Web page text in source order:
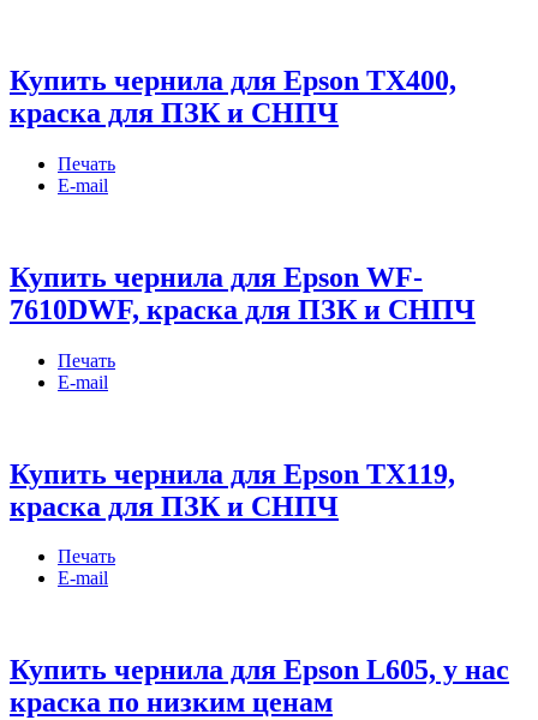
Купить чернила для Epson TX400,
краска для ПЗК и СНПЧ
Печать
E-mail
Купить чернила для Epson WF-
7610DWF, краска для ПЗК и СНПЧ
Печать
E-mail
Купить чернила для Epson TX119,
краска для ПЗК и СНПЧ
Печать
E-mail
Купить чернила для Epson L605, у нас
краска по низким ценам